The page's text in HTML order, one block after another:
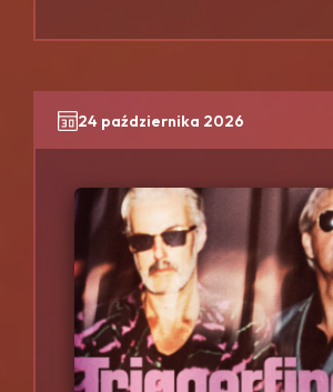
24 października 2026